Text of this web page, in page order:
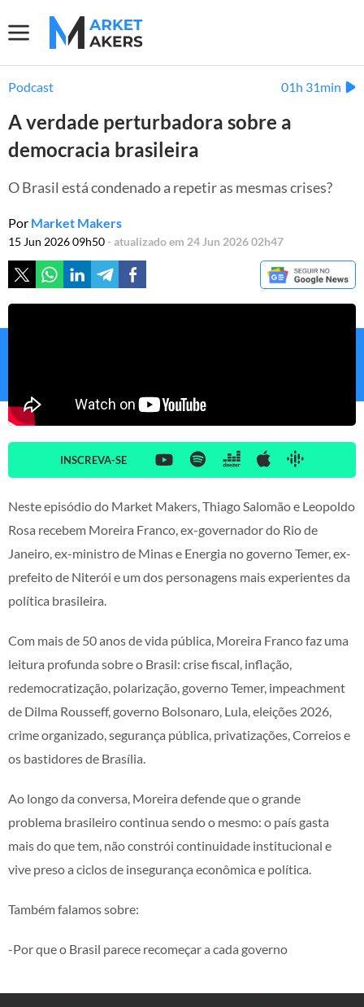
Podcast 01h 31min
A verdade perturbadora sobre a
democracia brasileira
O Brasil está condenado a repetir as mesmas crises?
Por Market Makers
15 Jun 2026 09h50- atualizado em 24 Jun 2026 02h47
INSCREVA-SE
Neste episódio do Market Makers, Thiago Salomão e Leopoldo
Rosa recebem Moreira Franco, ex-governador do Rio de
Janeiro, ex-ministro de Minas e Energia no governo Temer, ex-
prefeito de Niterói e um dos personagens mais experientes da
política brasileira.
Com mais de 50 anos de vida pública, Moreira Franco faz uma
leitura profunda sobre o Brasil: crise fiscal, inflação,
redemocratização, polarização, governo Temer, impeachment
de Dilma Rousseff, governo Bolsonaro, Lula, eleições 2026,
crime organizado, segurança pública, privatizações, Correios e
os bastidores de Brasília.
Ao longo da conversa, Moreira defende que o grande
problema brasileiro continua sendo o mesmo: o país gasta
mais do que tem, não constrói continuidade institucional e
vive preso a ciclos de insegurança econômica e política.
Também falamos sobre:
-Por que o Brasil parece recomeçar a cada governo